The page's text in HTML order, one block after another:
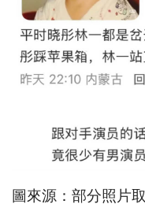
圖來源：部分照片